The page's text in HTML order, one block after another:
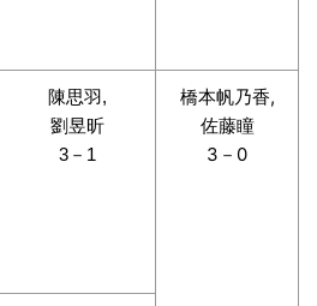
陳思羽,
劉昱昕
3－1
橋本帆乃香,
佐藤瞳
3－0